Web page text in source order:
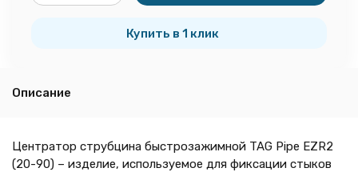
Купить в 1 клик
Описание
Центратор струбцина быстрозажимной TAG Pipe EZR2
(20-90) – изделие, используемое для фиксации стыков